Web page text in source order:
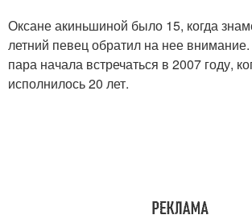
Оксане акиньшиной было 15, когда
летний певец обратил на нее
пара начала встречаться в 2007 году,
исполнилось 20 лет.